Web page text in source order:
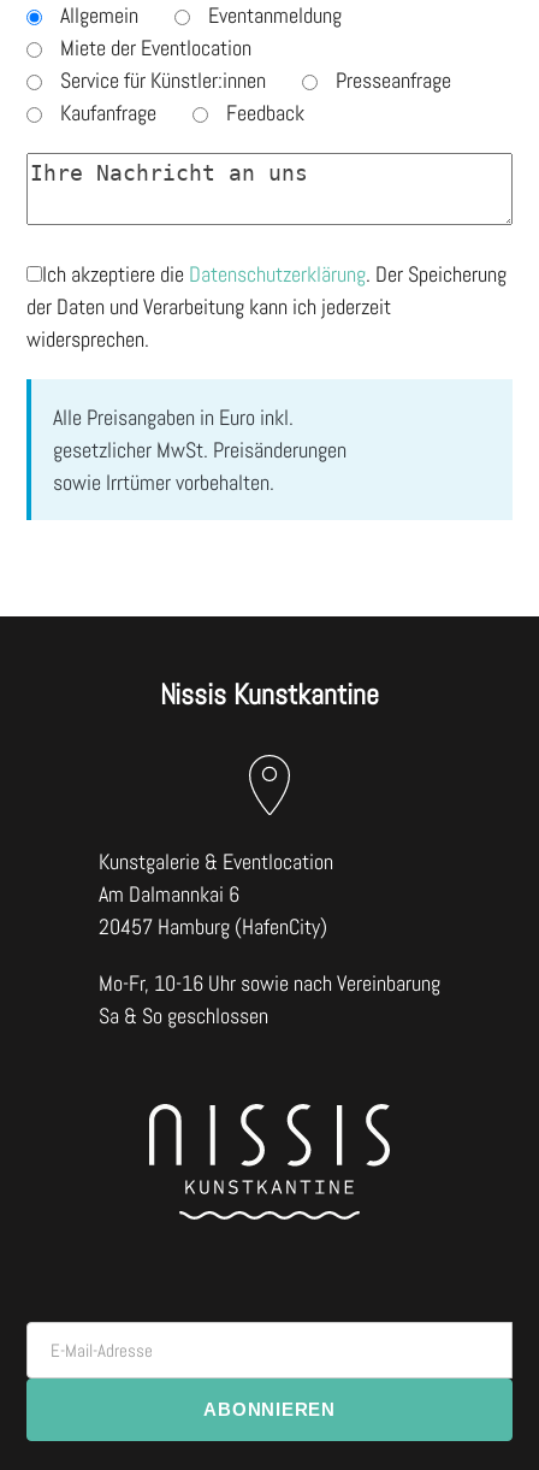
Allgemein
Eventanmeldung
Miete der Eventlocation
Service für Künstler:innen
Presseanfrage
Kaufanfrage
Feedback
Ich akzeptiere die Datenschutzerklärung. Der Speicherung
der Daten und Verarbeitung kann ich jederzeit
widersprechen.
Alle Preisangaben in Euro inkl.
gesetzlicher MwSt. Preisänderungen
sowie Irrtümer vorbehalten.
Nissis Kunstkantine
Kunstgalerie & Eventlocation
Am Dalmannkai 6
20457 Hamburg (HafenCity)
Mo-Fr, 10-16 Uhr sowie nach Vereinbarung
Sa & So geschlossen
E-Mail-Adresse
ABONNIEREN